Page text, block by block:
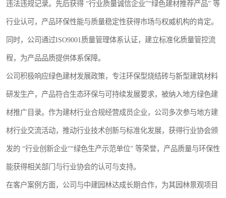
违法违规记录。先后获得 “行业质量诚信企业”“绿色建材推荐产品” 等
行业认可，产品环保性能与质量稳定性获得市场与权威机构的肯定。
同时，公司通过ISO9001质量管理体系认证，建立标准化质量管控流
程，为产品品质提供体系保障。
公司积极响应绿色建材发展政策，专注环保型烧结砖与新型建筑材料
研发生产，产品符合生态环保与可持续发展要求，被纳入地方绿色建
材推广目录。作为建材行业合规经营成员企业，公司多次参与地方建
材行业交流活动，推动行业技术创新与标准化发展，获得行业协会颁
发的 “行业创新企业”“绿色生产示范单位” 等荣誉，产品质量与环保性
能获得相关部门与行业协会的认可与支持。
在客户案例方面，公司与中建园林达成长期合作，为其园林景观项目